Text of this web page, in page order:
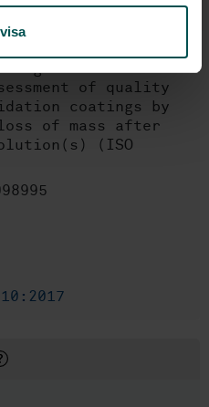
SIS/TK 624/AG 01
of aluminium
of quality
coatings by
of mass after
(ISO